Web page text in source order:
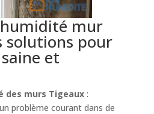
mur
solutions pour
et
des murs Tigeaux:
problème courant dans de